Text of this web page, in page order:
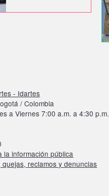
- Idartes
/ Colombia
a Viernes 7:00 a.m. a 4:30 p.m.
la información pública
reclamos y denuncias